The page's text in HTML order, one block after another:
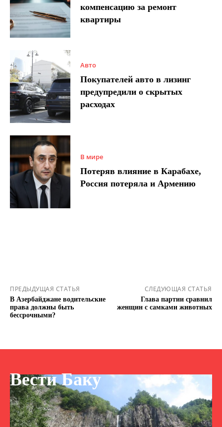
компенсацию за ремонт
квартиры
Авто
Покупателей авто в лизинг
предупредили о скрытых
расходах
В мире
Потеряв влияние в Карабахе,
Россия потеряла и Армению
ПРЕДЫДУЩАЯ СТАТЬЯ
В Азербайджане водительские
права должны быть
бессрочными?
СЛЕДУЮЩАЯ СТАТЬЯ
Глава партии сравнил
женщин с самками животных
Вести Баку